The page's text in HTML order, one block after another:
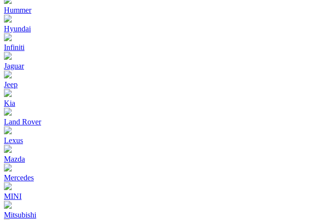
Hummer
Hyundai
Infiniti
Jaguar
Jeep
Kia
Land Rover
Lexus
Mazda
Mercedes
MINI
Mitsubishi